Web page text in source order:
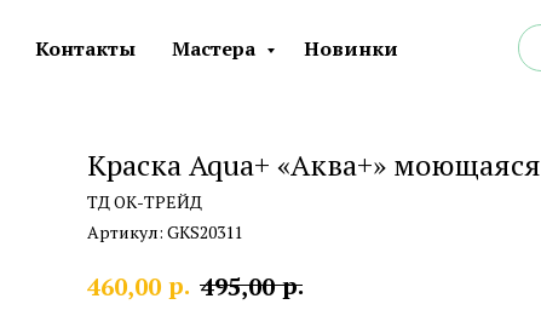
Контакты Мастера Новинки
Краска Aqua+ «Аква+» моющаяся
ТД ОК-ТРЕЙД
Артикул: GKS20311
460,00 р. 495,00 р.